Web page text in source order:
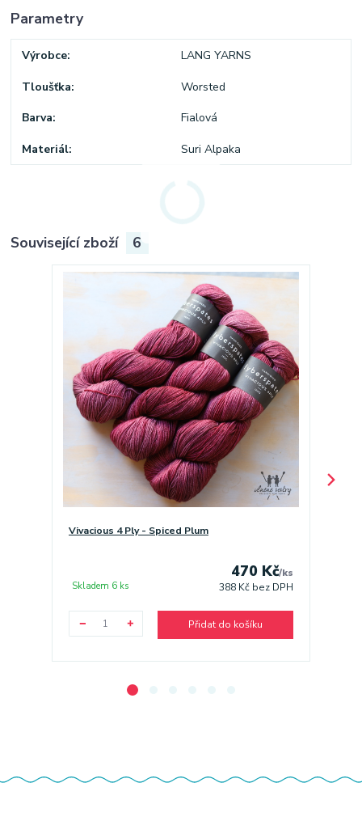
Parametry
Výrobce LANG YARNS
Tloušťka Worsted
Barva Fialová
Materiál Suri Alpaka
Související zboží 6
Vivacious 4 Ply - Spiced Plum
470 Kč/ks
388 Kč bez DPH
Skladem 6 ks
Přidat do košíku